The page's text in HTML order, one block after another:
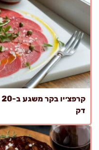
דק